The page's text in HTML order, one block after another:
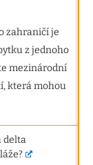
zahraničí je
z jednoho
mezinárodní
která mohou
delta